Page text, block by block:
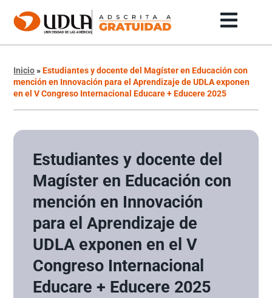
Inicio»Estudiantes y docente del Magíster en Educación con
mención en Innovación para el Aprendizaje de UDLA exponen
en el V Congreso Internacional Educare + Educere 2025
Estudiantes y docente del
Magíster en Educación con
mención en Innovación
para el Aprendizaje de
UDLA exponen en el V
Congreso Internacional
Educare + Educere 2025